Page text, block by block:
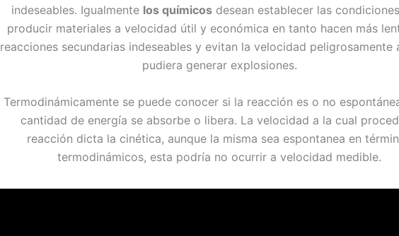
indeseables. Igualmente los químicos desean establecer las
producir materiales a velocidad útil y económica en tanto hacen más
reacciones secundarias indeseables y evitan la velocidad peligrosamente
pudiera generar explosiones.
Termodinámicamente se puede conocer si la reacción es o no
cantidad de energía se absorbe o libera. La velocidad a la cual
reacción dicta la cinética, aunque la misma sea espontanea en
termodinámicos, esta podría no ocurrir a velocidad medible.